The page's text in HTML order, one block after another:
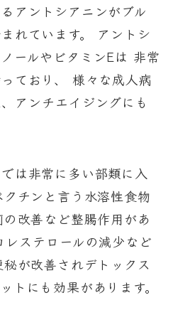
アントシアニンがブル
れています。 アントシ
ールやビタミンEは 非常
ており、 様々な成人病
アンチエイジングにも
は非常に多い部類に入
チンと言う水溶性食物
改善など整腸作用があ
レステロールの減少など
が改善されデトックス
トにも効果があります。